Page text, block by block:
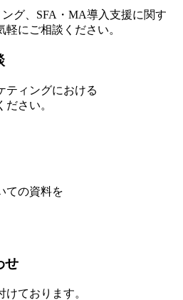
グ、SFA・MA導入支援に関す
にご相談ください。
ティングにおける
さい。
ての資料を
せ
ております。